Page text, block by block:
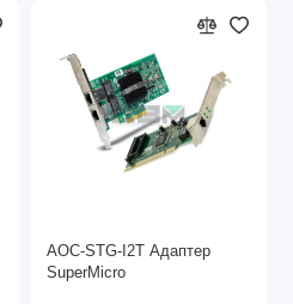
AOC-STG-I2T Адаптер
SuperMicro